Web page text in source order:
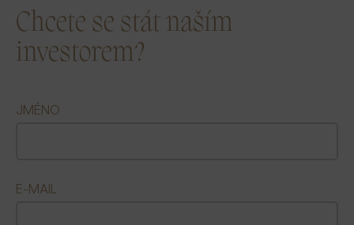
Chcete se stát naším
investorem?
JMÉNO
E-MAIL